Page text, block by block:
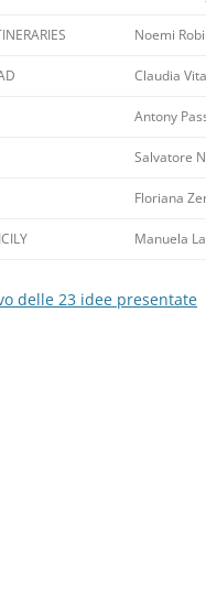
Noemi
Claudia
Antony
Salvatore
Floriana
Manuela
delle 23 idee presentate